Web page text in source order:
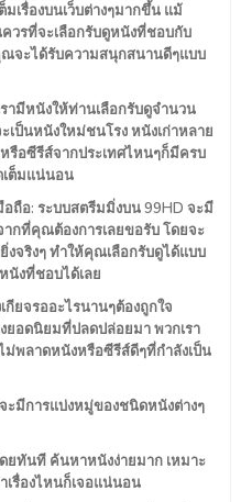
เรื่องบนเว็บต่างๆมากขึ้น แม้
วรที่จะเลือกรับดูหนังที่ชอบกับ
ณจะได้รับความสนุกสนานดีๆแบบ
ามีหนังให้ท่านเลือกรับดูจำนวน
เป็นหนังใหม่ชนโรง หนังเก่าหลาย
รือซีรีส์จากประเทศไหนๆก็มีครบ
ต็มแน่นอน
ถือ: ระบบสตรีมมิ่งบน 99HD จะมี
กที่คุณต้องการเลยขอรับ โดยจะ
งจริงๆ ทำให้คุณเลือกรับดูได้แบบ
นังที่ชอบได้เลย
กียจรออะไรนานๆต้องถูกใจ
ยอดนิยมที่ปลดปล่อยมา พวกเรา
พลาดหนังหรือซีรีส์ดีๆที่กำลังเป็น
จะมีการแบ่งหมู่ของชนิดหนังต่างๆ
ยทันที ค้นหาหนังง่ายมาก เหมาะ
รื่องไหนก็เจอแน่นอน